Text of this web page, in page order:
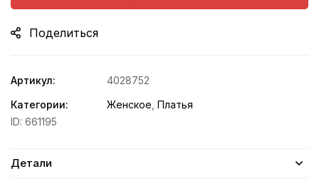
Поделиться
Артикул:
4028752
Категории:
Женское Платья
ID: 661195
Детали